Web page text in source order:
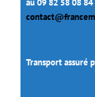
au 09 82 58 08 84
Transport assuré